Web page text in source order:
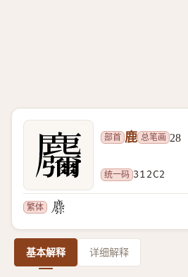
部首 鹿 总笔画 28
统一码 312C2
繁体
基本解释 详细解释